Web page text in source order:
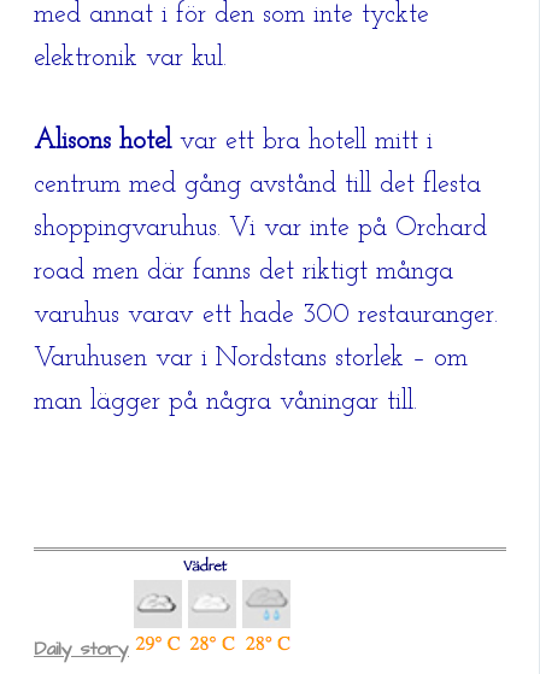
med annat i för den som inte tyckte
elektronik var kul.
Alisons hotelvar ett bra hotell mitt i
centrum med gång avstånd till det flesta
shoppingvaruhus. Vi var inte på Orchard
road men där fanns det riktigt många
varuhus varav ett hade 300 restauranger.
Varuhusen var i Nordstans storlek – om
man lägger på några våningar till.
Daily story